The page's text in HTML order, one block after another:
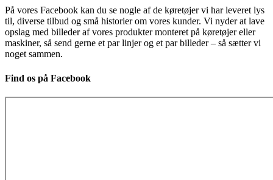
På vores Facebook kan du se nogle af de køretøjer vi har leveret lys
til, diverse tilbud og små historier om vores kunder. Vi nyder at lave
opslag med billeder af vores produkter monteret på køretøjer eller
maskiner, så send gerne et par linjer og et par billeder – så sætter vi
noget sammen.
Find os på Facebook